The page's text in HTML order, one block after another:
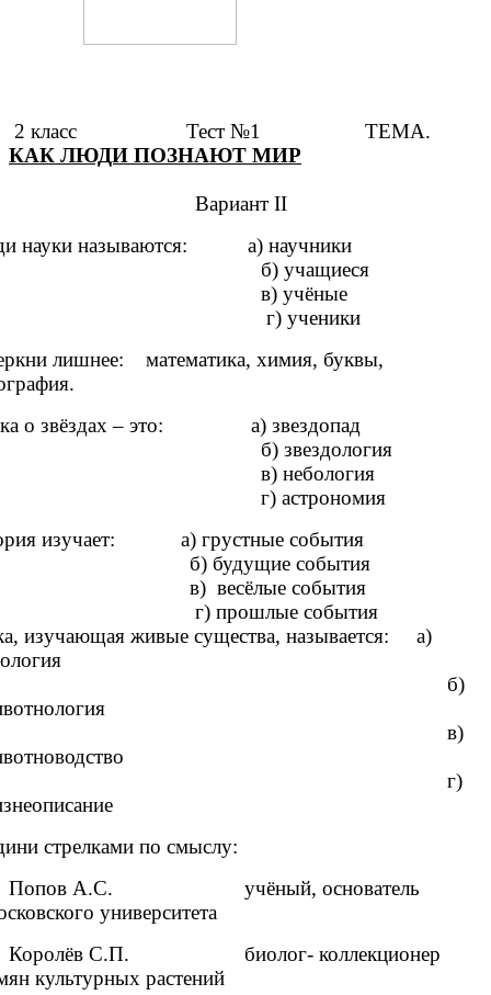
2 класс Тест №1 ТЕМА.
КАК ЛЮДИ ПОЗНАЮТ МИР
Вариант II
называются: а) научники
учащиеся
учёные
ученики
лишнее: математика, химия, буквы,
о звёздах – это: а) звездопад
изучает: а) грустные события
события
события
события
изучающая живые существа, называется: а)
стрелками по смыслу:
А.С. учёный, основатель
университета
С.П. биолог- коллекционер
культурных растений